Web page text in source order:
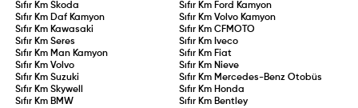
Sıfır KmSkoda Sıfır Km Ford Kamyon
Sıfır Km Daf Kamyon Sıfır Km Volvo Kamyon
Sıfır Km Kawasaki Sıfır Km CFMOTO
Sıfır KmSeres Sıfır Km Iveco
Sıfır Km Man Kamyon Sıfır Km Fiat
Sıfır KmVolvo Sıfır Km Nieve
Sıfır KmSuzuki Sıfır Km Mercedes-Benz Otobüs
Sıfır KmSkywell Sıfır Km Honda
Sıfır Km BMW Sıfır Km Bentley